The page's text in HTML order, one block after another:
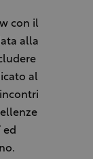
con il
alla
al
ed